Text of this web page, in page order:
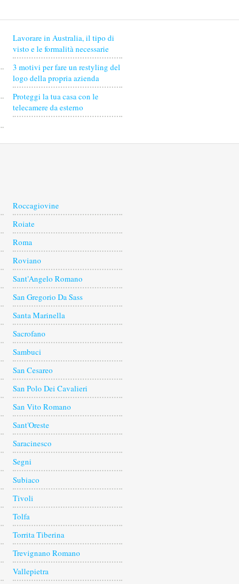
Lavorare in Australia, il tipo di
visto e le formalità necessarie
3 motivi per fare un restyling del
logo della propria azienda
Proteggi la tua casa con le
telecamere da esterno
Roccagiovine
Roiate
Roma
Roviano
Sant'Angelo Romano
San Gregorio Da Sass
Santa Marinella
Sacrofano
Sambuci
San Cesareo
San Polo Dei Cavalieri
San Vito Romano
Sant'Oreste
Saracinesco
Segni
Subiaco
Tivoli
Tolfa
Torrita Tiberina
Trevignano Romano
Vallepietra